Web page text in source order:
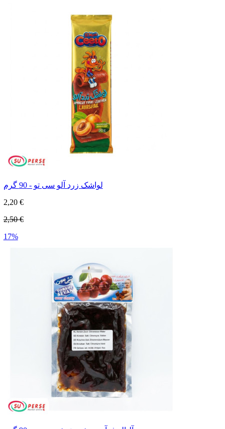
لواشک زرد آلو سی تو - 90 گرم
2,20 €
2,50 €
17%